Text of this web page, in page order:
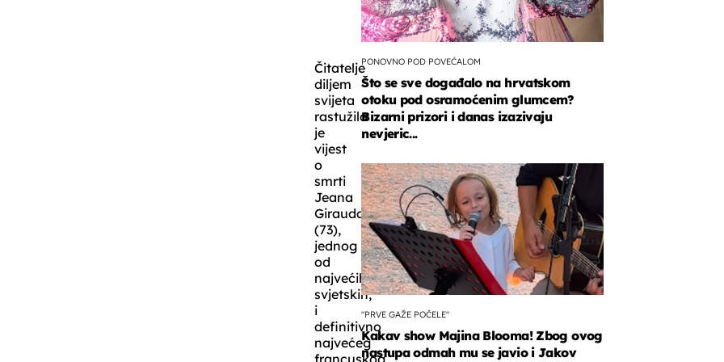
Čitatelje
diljem
svijeta
rastužila
je
vijest
o
smrti
Jeana
Girauda
(73),
jednog
od
najvećih
svjetskih,
i
definitivno
najvećeg
francuskog
PONOVNO POD POVEĆALOM
Što se sve događalo na hrvatskom
otoku pod osramoćenim glumcem?
Bizarni prizori i danas izazivaju
nevjeric...
"PRVE GAŽE POČELE"
Kakav show Majina Blooma! Zbog ovog
nastupa odmah mu se javio i Jakov